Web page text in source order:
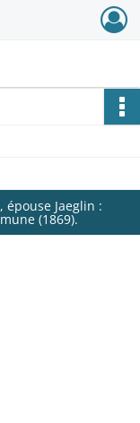
épouse Jaeglin :
(1869).